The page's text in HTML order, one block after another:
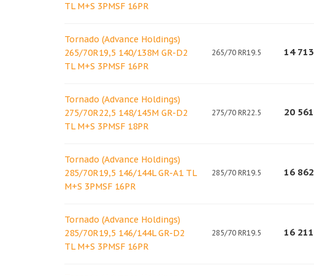
TL M+S 3PMSF 16PR
Tornado (Advance Holdings)
265/70R19,5 140/138M GR-D2
TL M+S 3PMSF 16PR
265/70 RR19.5 14 713
Tornado (Advance Holdings)
275/70R22,5 148/145M GR-D2
TL M+S 3PMSF 18PR
275/70 RR22.5 20 561
Tornado (Advance Holdings)
285/70R19,5 146/144L GR-A1 TL
M+S 3PMSF 16PR
285/70 RR19.5 16 862
Tornado (Advance Holdings)
285/70R19,5 146/144L GR-D2
TL M+S 3PMSF 16PR
285/70 RR19.5 16 211